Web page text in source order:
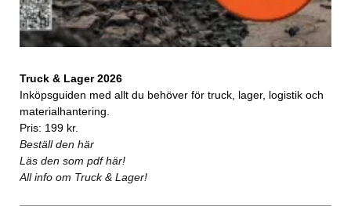
Truck & Lager 2026
Inköpsguiden med allt du behöver för truck, lager, logistik och
materialhantering.
Pris: 199 kr.
Beställ den här
Läs den som pdf här!
All info om Truck & Lager!